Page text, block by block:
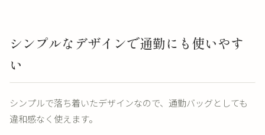
シンプルなデザインで通勤にも使いやす
い
シンプルで落ち着いたデザインなので、通勤バッグとしても
違和感なく使えます。